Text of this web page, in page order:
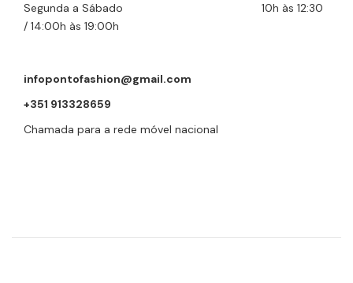
Segunda a Sábado 10h às 12:30
/ 14:00h às 19:00h
infopontofashion@gmail.com
+351 913328659
Chamada para a rede móvel nacional